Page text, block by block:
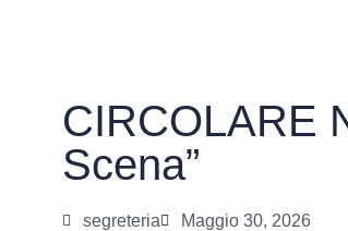
CIRCOLARE
Scena”
segreteria Maggio 30, 2026